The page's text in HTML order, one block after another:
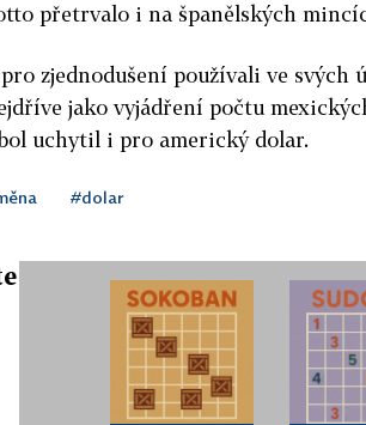
přetrvalo i na španělských
zjednodušení používali ve svých
jako vyjádření počtu
uchytil i pro americký dolar.
#dolar